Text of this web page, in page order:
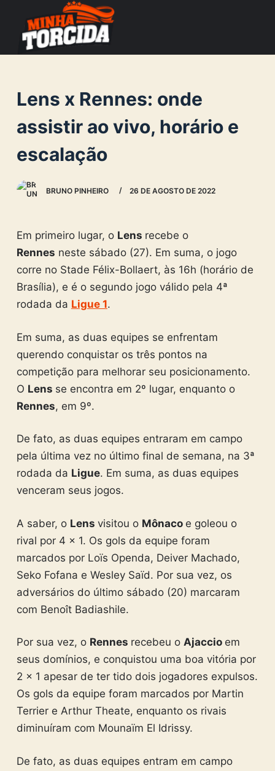
o
n
e
Lens x Rennes: onde
assistir ao vivo, horário e
escalação
BRUNO PINHEIRO 26 DE AGOSTO DE 2022
Em primeiro lugar, o Lens recebe o
Rennes neste sábado (27). Em suma, o jogo
corre no Stade Félix-Bollaert, às 16h (horário de
Brasília), e é o segundo jogo válido pela 4ª
rodada da Ligue 1.
Em suma, as duas equipes se enfrentam
querendo conquistar os três pontos na
competição para melhorar seu posicionamento.
O Lens se encontra em 2º lugar, enquanto o
Rennes, em 9º.
De fato, as duas equipes entraram em campo
pela última vez no último final de semana, na 3ª
rodada da Ligue. Em suma, as duas equipes
venceram seus jogos.
A saber, o Lens visitou o Mônaco e goleou o
rival por 4 x 1. Os gols da equipe foram
marcados por Loïs Openda, Deiver Machado,
Seko Fofana e Wesley Saïd. Por sua vez, os
adversários do último sábado (20) marcaram
com Benoît Badiashile.
Por sua vez, o Rennes recebeu o Ajaccio em
seus domínios, e conquistou uma boa vitória por
2 x 1 apesar de ter tido dois jogadores expulsos.
Os gols da equipe foram marcados por Martin
Terrier e Arthur Theate, enquanto os rivais
diminuíram com Mounaïm El Idrissy.
De fato, as duas equipes entram em campo